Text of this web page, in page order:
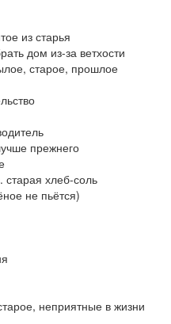
из старья
дом из-за ветхости
старое, прошлое
прежнего
старая хлеб-соль
не пьётся)
неприятные в жизни